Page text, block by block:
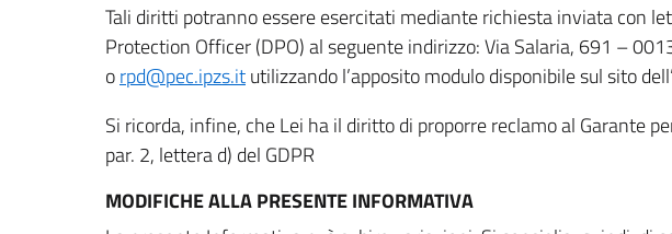
Tali diritti potranno essere esercitati mediante richiesta inviata con
Protection Officer (DPO) al seguente indirizzo: Via Salaria, 691 –
orpd@pec.ipzs.itutilizzando l’apposito modulo disponibile sul sito
Si ricorda, infine, che Lei ha il diritto di proporre reclamo al Garante
par. 2, lettera d) del GDPR
MODIFICHE ALLA PRESENTE INFORMATIVA